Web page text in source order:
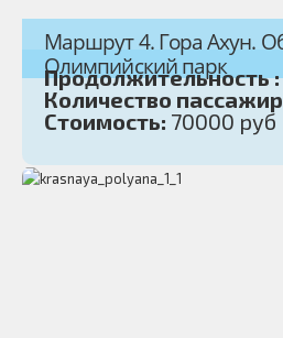
Маршрут 4. Гора Ахун.
Олимпийский парк
Продолжительность :
Количество
Стоимость: 70000 руб